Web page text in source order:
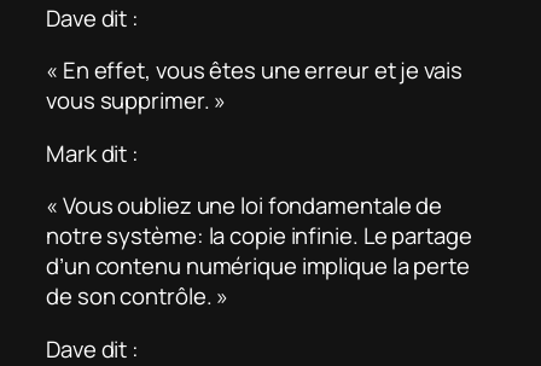
Dave dit :
« En effet, vous êtes une erreur et je vais
vous supprimer. »
Mark dit :
« Vous oubliez une loi fondamentale de
notre système: la copie infinie. Le partage
d’un contenu numérique implique la perte
de son contrôle. »
Dave dit :